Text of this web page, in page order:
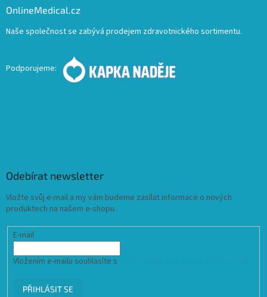
OnlineMedical.cz
Naše společnost se zabývá prodejem zdravotnického sortimentu.
Podporujeme:
Odebírat newsletter
Vložte svůj e-mail a my vám budeme zasílat informace o nových
produktech na našem e-shopu.
E-mail
Vložením e-mailu souhlasíte s
PŘIHLÁSIT SE